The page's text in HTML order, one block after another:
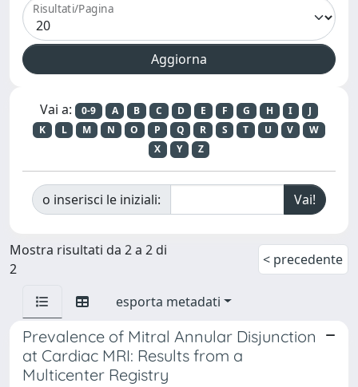
Risultati/Pagina
Vai a: 0-9 A B C D E F G H I
J
K
L M N O P Q R S T U V
W
X
Y Z
o inserisci le iniziali:
Mostra risultati da 2 a 2 di
2
< precedente
esporta metadati
Prevalence of Mitral Annular Disjunction
at Cardiac MRI: Results from a
Multicenter Registry